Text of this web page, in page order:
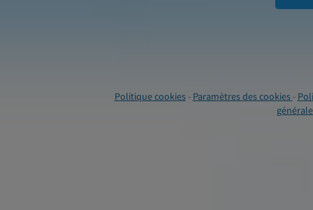
Politique cookies- Paramètres des cookies-